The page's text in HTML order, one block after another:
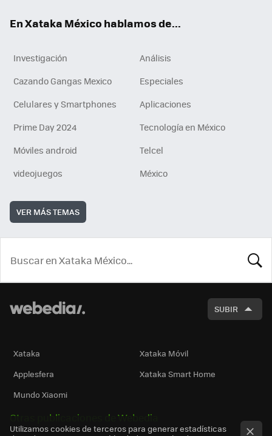
En Xataka México hablamos de...
Investigación
Análisis
Cazando Gangas Mexico
Especiales
Celulares y Smartphones
Aplicaciones
Prime Day 2024
Tecnología en México
Móviles android
Telcel
videojuegos
México
VER MÁS TEMAS
SUBIR
Xataka
Xataka Móvil
Applesfera
Xataka Smart Home
Mundo Xiaomi
Otras publicaciones de Webedia
Utilizamos cookies de terceros para generar estadísticas